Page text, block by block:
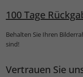
100 Tage
Behalten Sie Ihren
sind!
Vertrauen Sie